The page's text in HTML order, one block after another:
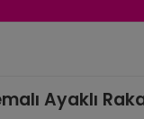
Ayaklı